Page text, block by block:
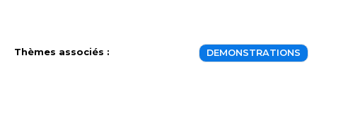
Thèmes associés : DEMONSTRATIONS